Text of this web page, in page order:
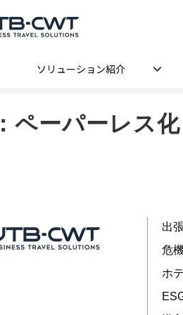
ソリューション紹介
ペーパーレス化
出
危
ホ